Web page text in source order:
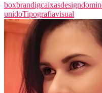
boxbrandigcaixasdesign
unidoTipografiavisual